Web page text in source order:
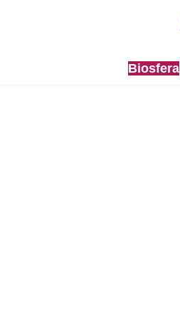
Biosfera